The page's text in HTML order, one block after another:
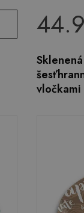
vločkami